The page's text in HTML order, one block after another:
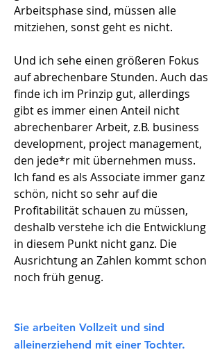
Arbeitsphase sind, müssen alle
mitziehen, sonst geht es nicht.
Und ich sehe einen größeren Fokus
auf abrechenbare Stunden. Auch das
finde ich im Prinzip gut, allerdings
gibt es immer einen Anteil nicht
abrechenbarer Arbeit, z.B. business
development, project management,
den jede*r mit übernehmen muss.
Ich fand es als Associate immer ganz
schön, nicht so sehr auf die
Profitabilität schauen zu müssen,
deshalb verstehe ich die Entwicklung
in diesem Punkt nicht ganz. Die
Ausrichtung an Zahlen kommt schon
noch früh genug.
Sie arbeiten Vollzeit und sind
alleinerziehend mit einer Tochter.